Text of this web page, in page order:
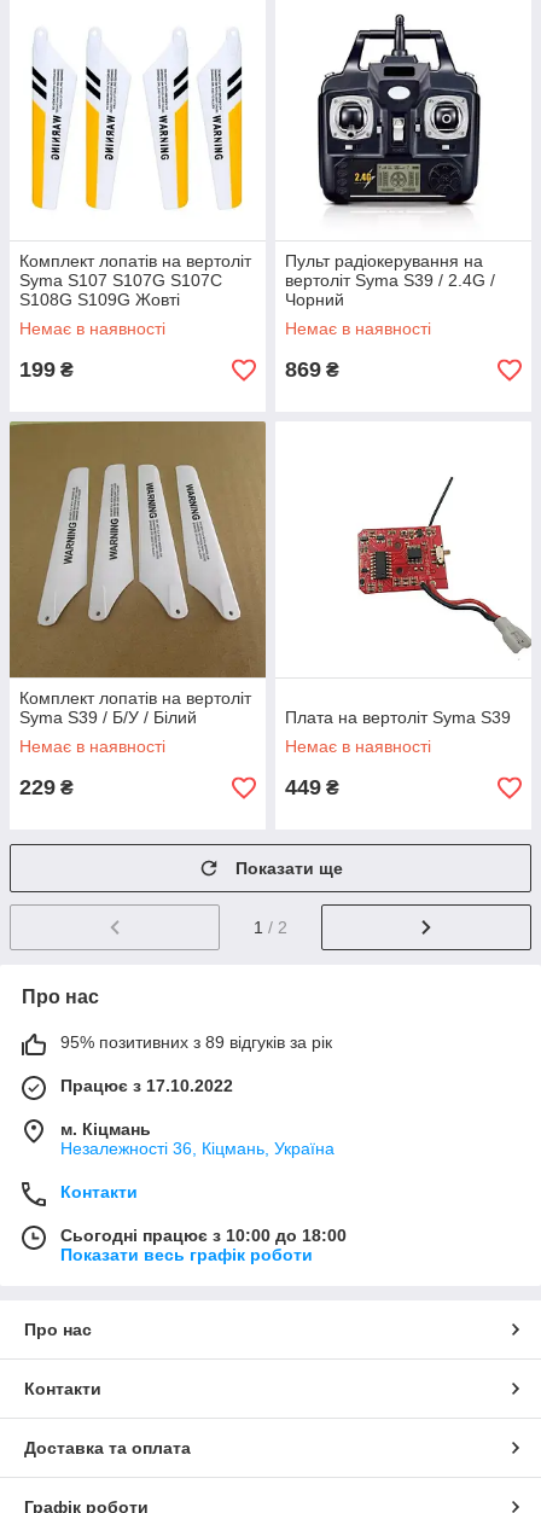
Комплект лопатів на вертоліт
Syma S107 S107G S107C
S108G S109G Жовті
Немає в наявності
199 ₴
Пульт радіокерування на
вертоліт Syma S39 / 2.4G /
Чорний
Немає в наявності
869 ₴
Комплект лопатів на вертоліт
Syma S39 / Б/У / Білий
Немає в наявності
229 ₴
Плата на вертоліт Syma S39
Немає в наявності
449 ₴
Показати ще
1 / 2
Про нас
95% позитивних з 89 відгуків за рік
Працює з 17.10.2022
м. Кіцмань
Незалежності 36, Кіцмань, Україна
Контакти
Сьогодні працює з 10:00 до 18:00
Показати весь графік роботи
Про нас
Контакти
Доставка та оплата
Графік роботи